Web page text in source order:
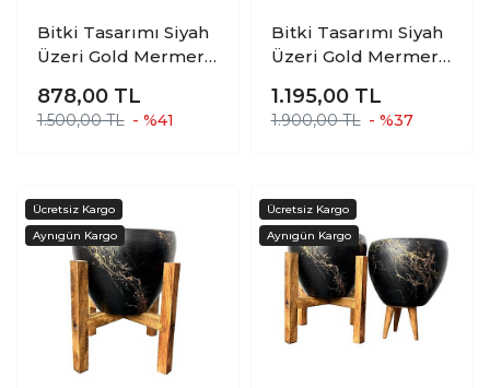
Bitki Tasarımı Siyah
Üzeri Gold Mermer
Saksılık Salon
Çiçeklik - 15 Cm
878,00 TL
1.500,00 TL - %41
Bitki Tasarımı Siyah
Üzeri Gold Mermer
Saksılık Salon
Çiçeklik 3 Ayaklı - 15
1.195,00 TL
1.900,00 TL - %37